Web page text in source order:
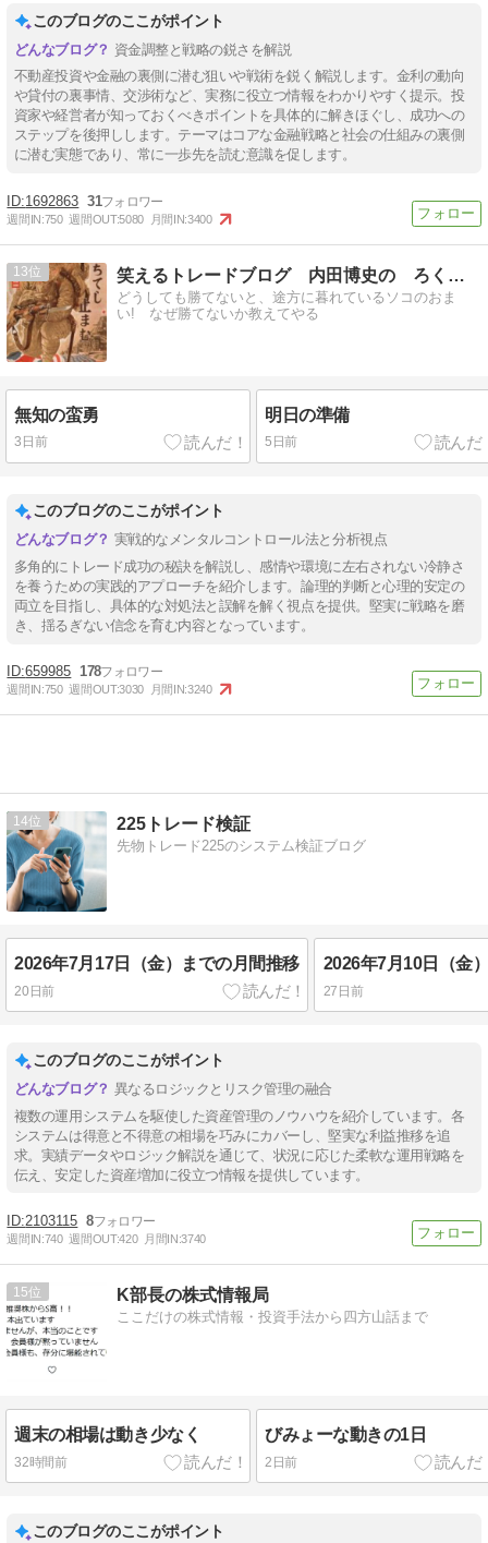
このブログのここがポイント
資金調整と戦略の鋭さを解説
不動産投資や金融の裏側に潜む狙いや戦術を鋭く解説します。金利の動向
や貸付の裏事情、交渉術など、実務に役立つ情報をわかりやすく提示。投
資家や経営者が知っておくべきポイントを具体的に解きほぐし、成功への
ステップを後押しします。テーマはコアな金融戦略と社会の仕組みの裏側
に潜む実態であり、常に一歩先を読む意識を促します。
1692863 31
週間IN:750 週間OUT:5080 月間IN:3400
13 笑えるトレードブログ 内田博史の ろくでなし日記
どうしても勝てないと、途方に暮れているソコのおま
い! なぜ勝てないか教えてやる
無知の蛮勇
3日前
明日の準備
5日前
このブログのここがポイント
実戦的なメンタルコントロール法と分析視点
多角的にトレード成功の秘訣を解説し、感情や環境に左右されない冷静さ
を養うための実践的アプローチを紹介します。論理的判断と心理的安定の
両立を目指し、具体的な対処法と誤解を解く視点を提供。堅実に戦略を磨
き、揺るぎない信念を育む内容となっています。
659985 178
週間IN:750 週間OUT:3030 月間IN:3240
14 225トレード検証
先物トレード225のシステム検証ブログ
2026年7月17日（金）までの月間推移
20日前
2026年7月10日（金
27日前
このブログのここがポイント
異なるロジックとリスク管理の融合
複数の運用システムを駆使した資産管理のノウハウを紹介しています。各
システムは得意と不得意の相場を巧みにカバーし、堅実な利益推移を追
求。実績データやロジック解説を通じて、状況に応じた柔軟な運用戦略を
伝え、安定した資産増加に役立つ情報を提供しています。
2103115 8
週間IN:740 週間OUT:420 月間IN:3740
15 K部長の株式情報局
ここだけの株式情報・投資手法から四方山話まで
週末の相場は動き少なく
32時間前
びみょーな動きの1日
2日前
このブログのここがポイント